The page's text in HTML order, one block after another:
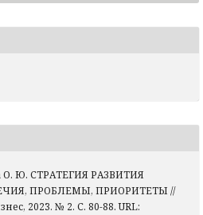
О. Ю. СТРАТЕГИЯ РАЗВИТИЯ
ПРОБЛЕМЫ, ПРИОРИТЕТЫ //
2023. № 2. С. 80-88. URL: